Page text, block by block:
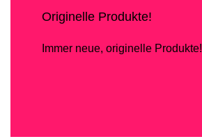
Originelle Produkte!
Immer neue, originelle Produkte!